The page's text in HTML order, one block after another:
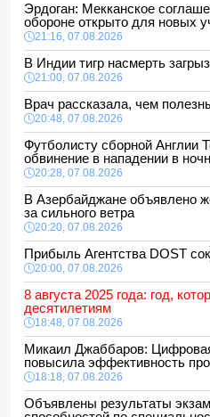
Эрдоган: Мекканское
обороне открыто для новых
21:16, 07.08.2026
В Индии тигр насмерть
21:00, 07.08.2026
Врач рассказала, чем
20:48, 07.08.2026
Футболисту сборной Англии
обвинение в нападении в
20:28, 07.08.2026
В Азербайджане объявлено
за сильного ветра
20:20, 07.08.2026
Прибыль Агентства DOST
20:00, 07.08.2026
8 августа 2025 года: год,
десятилетиям
18:48, 07.08.2026
Микаил Джаббаров:
повысила эффективность
18:18, 07.08.2026
Объявлены результаты